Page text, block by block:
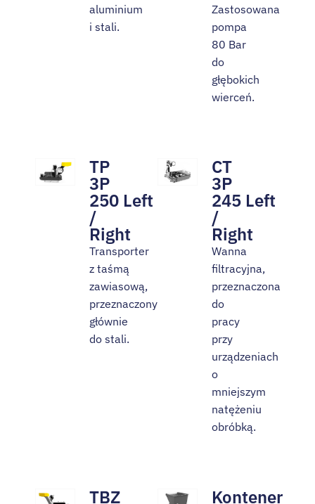
aluminium
i stali.
Zastosowana
pompa
80 Bar
do
głębokich
wierceń.
TP
3P
250 Left
/
Right
Transporter
z taśmą
zawiasową,
przeznaczony
głównie
do stali.
CT
3P
245 Left
/
Right
Wanna
filtracyjna,
przeznaczona
do
pracy
przy
urządzeniach
o
mniejszym
natężeniu
obróbką.
TBZ Kontener